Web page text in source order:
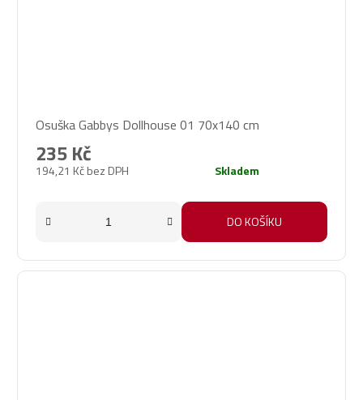
Osuška Gabbys Dollhouse 01 70x140 cm
194,21 Kč bez DPH
235 Kč
Skladem
DO KOŠÍKU